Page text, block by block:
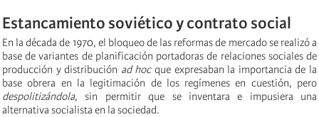
Estancamiento soviético y contrato social
En la década de 1970, el bloqueo de las reformas de mercado se realizó a
base de variantes de planificación portadoras de relaciones sociales de
producción y distribución ad hocque expresaban la importancia de la
base obrera en la legitimación de los regímenes en cuestión, pero
despolitizándola, sin permitir que se inventara e impusiera una
alternativa socialista en la sociedad.